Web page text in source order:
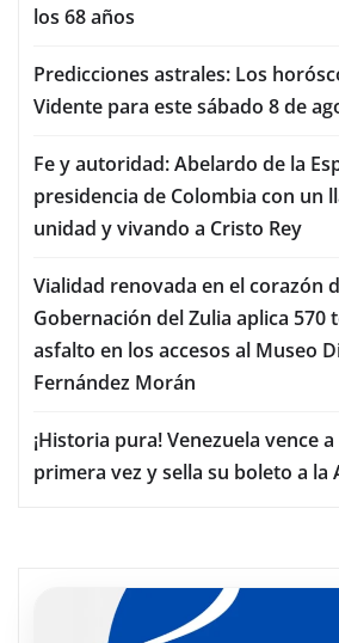
los 68 años
Predicciones astrales: Los
Vidente para este sábado 8 de
Fe y autoridad: Abelardo de la
presidencia de Colombia con un
unidad y vivando a Cristo Rey
Vialidad renovada en el corazón
Gobernación del Zulia aplica 570
asfalto en los accesos al Museo
Fernández Morán
¡Historia pura! Venezuela vence
primera vez y sella su boleto a la